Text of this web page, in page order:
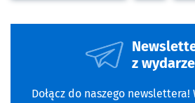
z
Dołącz do naszego